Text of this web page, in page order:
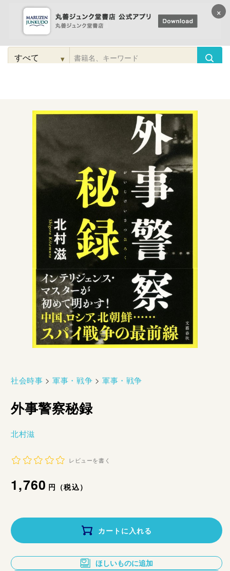
コンテンツに
進む
検
▾
社会時事 >軍事・戦争 >軍事・戦争
外事警察秘録
北村滋
レビューを書く
通
価
格
1,760円（税込）
カートに入れる
ほしいものに追加
×